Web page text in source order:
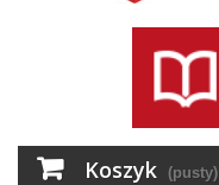
Koszyk (pusty)